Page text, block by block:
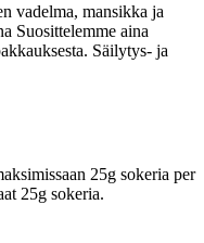
vadelma, mansikka ja
Suosittelemme aina
Säilytys- ja
25g sokeria per
25g sokeria.